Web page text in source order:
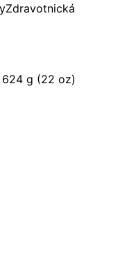
Zdravotnická
624 g (22 oz)